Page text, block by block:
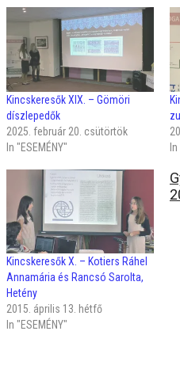
Kincskeresők XIX. – Gömöri
díszlepedők
2025. február 20. csütörtök
In "ESEMÉNY"
Kincskeresők X. – Kotiers Ráhel
Annamária és Rancsó Sarolta,
Hetény
2015. április 13. hétfő
In "ESEMÉNY"